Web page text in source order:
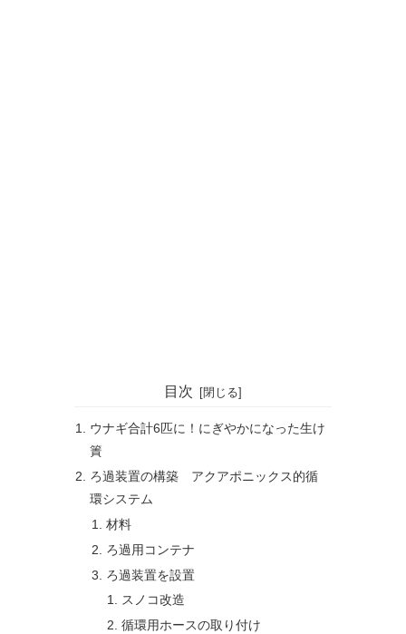
目次
ウナギ合計6匹に！にぎやかになった生け
簀
ろ過装置の構築 アクアポニックス的循
環システム
材料
ろ過用コンテナ
ろ過装置を設置
スノコ改造
循環用ホースの取り付け